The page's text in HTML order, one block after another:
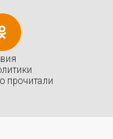
прочитали